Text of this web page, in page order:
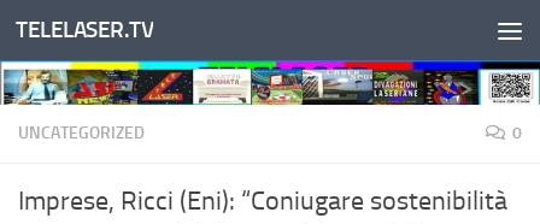
Salta al contenuto
TELELASER.TV
UNCATEGORIZED 0
Imprese, Ricci (Eni): “Coniugare sostenibilità